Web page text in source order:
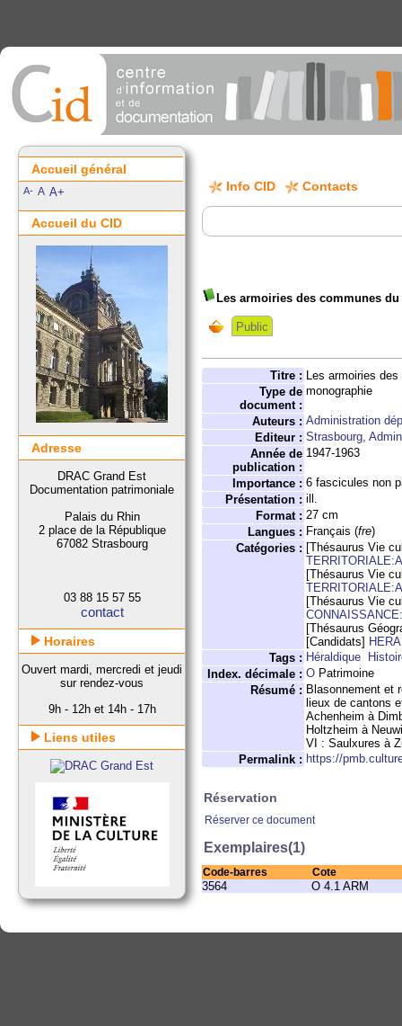
Info CID Contacts
Les armoiries des communes du
Public
Titre : Les armoiries
Type de
document :
monographie
Auteurs : Administration
Editeur : Strasbourg,
Année de
publication :
1947-1963
Importance : 6 fascicules non
Présentation : ill.
Format : 27 cm
Langues : Français (fre)
Catégories : [Thésaurus Vie
[Thésaurus Vie
[Thésaurus Vie
[Thésaurus
[Candidats]
Tags : Héraldique
Index. décimale : O Patrimoine
Résumé : Blasonnement et
lieux de cantons
Achenheim à
Holtzheim à
VI : Saulxures à
Permalink : https://
Réservation
Réserver ce document
Exemplaires(1)
Code-barres Cote
3564 O 4.1 ARM
Accueil général
A- A A+
Accueil du CID
Adresse
DRAC Grand Est
Documentation patrimoniale
Palais du Rhin
2 place de la République
67082 Strasbourg
03 88 15 57 55
contact
Horaires
Ouvert mardi, mercredi et jeudi
sur rendez-vous
9h - 12h et 14h - 17h
Liens utiles